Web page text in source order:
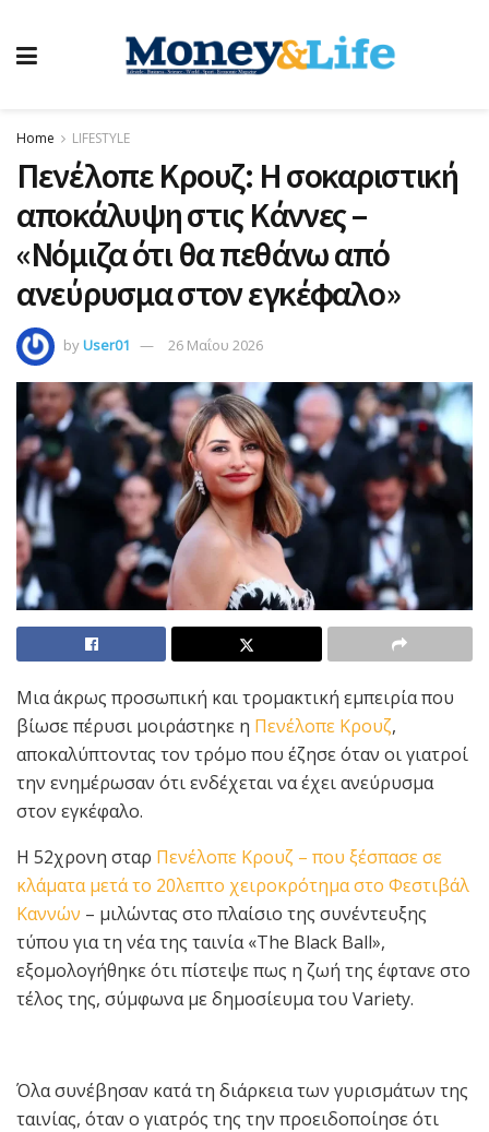
Home LIFESTYLE
Πενέλοπε Κρουζ: Η σοκαριστική
αποκάλυψη στις Κάννες –
«Νόμιζα ότι θα πεθάνω από
ανεύρυσμα στον εγκέφαλο»
byUser01 26 Μαΐου 2026
Μια άκρως προσωπική και τρομακτική εμπειρία που
βίωσε πέρυσι μοιράστηκε η Πενέλοπε Κρουζ,
αποκαλύπτοντας τον τρόμο που έζησε όταν οι γιατροί
την ενημέρωσαν ότι ενδέχεται να έχει ανεύρυσμα
στον εγκέφαλο.
Η 52χρονη σταρ Πενέλοπε Κρουζ – που ξέσπασε σε
κλάματα μετά το 20λεπτο χειροκρότημα στο Φεστιβάλ
Καννών – μιλώντας στο πλαίσιο της συνέντευξης
τύπου για τη νέα της ταινία «The Black Ball»,
εξομολογήθηκε ότι πίστεψε πως η ζωή της έφτανε στο
τέλος της, σύμφωνα με δημοσίευμα του Variety.
Όλα συνέβησαν κατά τη διάρκεια των γυρισμάτων της
ταινίας, όταν ο γιατρός της την προειδοποίησε ότι